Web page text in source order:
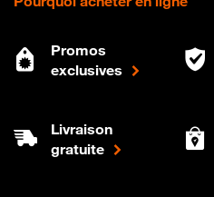
Promos
exclusives
Livraison
gratuite